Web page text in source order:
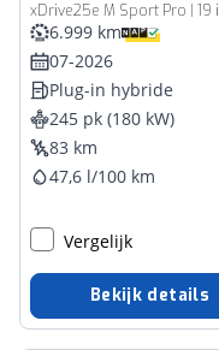
6.999 km
07-2026
Plug-in hybride
245 pk (180 kW)
83 km
47,6 l/100 km
Vergelijk
Bekijk details